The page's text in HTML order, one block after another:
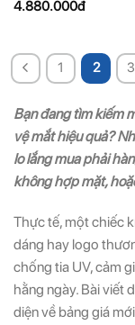
4.880.000đ
1 2 3
Bạn đang tìm kiếm
vệ mắt hiệu quả?
lo lắng mua phải
không hợp mặt,
Thực tế, một chiếc
dáng hay logo
chống tia UV, cảm
hằng ngày. Bài viết
diện về bảng giá